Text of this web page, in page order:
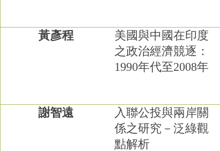
黃彥程
美國與中國在印度
之政治經濟競逐：
1990年代至2008年
謝智遠
入聯公投與兩岸關
係之研究－泛綠觀
點解析